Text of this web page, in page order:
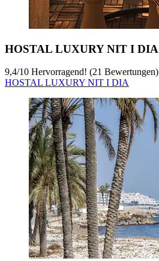
HOSTAL LUXURY NIT I DIA
9,4/10 Hervorragend! (21 Bewertungen)
HOSTAL LUXURY NIT I DIA